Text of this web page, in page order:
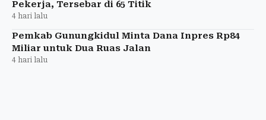
Pekerja, Tersebar di 65 Titik
4 hari lalu
Pemkab Gunungkidul Minta Dana Inpres Rp84
Miliar untuk Dua Ruas Jalan
4 hari lalu